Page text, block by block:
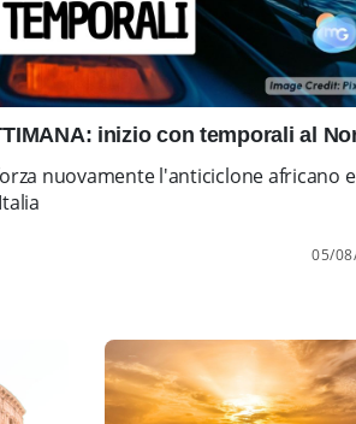
inizio con temporali al
nuovamente l'anticiclone africano e
05/